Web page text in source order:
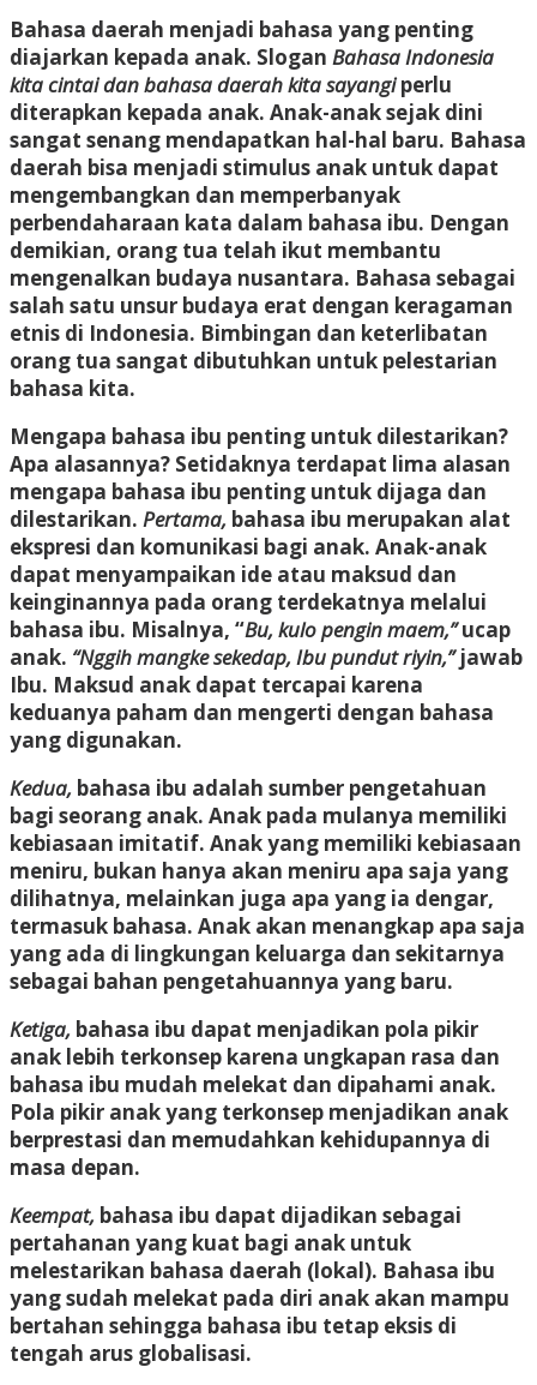
Bahasa daerah menjadi bahasa yang penting
diajarkan kepada anak. Slogan Bahasa Indonesia
kita cintai dan bahasa daerah kita sayangiperlu
diterapkan kepada anak. Anak-anak sejak dini
sangat senang mendapatkan hal-hal baru. Bahasa
daerah bisa menjadi stimulus anak untuk dapat
mengembangkan dan memperbanyak
perbendaharaan kata dalam bahasa ibu. Dengan
demikian, orang tua telah ikut membantu
mengenalkan budaya nusantara. Bahasa sebagai
salah satu unsur budaya erat dengan keragaman
etnis di Indonesia. Bimbingan dan keterlibatan
orang tua sangat dibutuhkan untuk pelestarian
bahasa kita.
Mengapa bahasa ibu penting untuk dilestarikan?
Apa alasannya? Setidaknya terdapat lima alasan
mengapa bahasa ibu penting untuk dijaga dan
dilestarikan. Pertama, bahasa ibu merupakan alat
ekspresi dan komunikasi bagi anak. Anak-anak
dapat menyampaikan ide atau maksud dan
keinginannya pada orang terdekatnya melalui
bahasa ibu. Misalnya, “Bu, kulo pengin maem,”ucap
anak. “Nggih mangke sekedap, Ibu pundut riyin,”jawab
Ibu. Maksud anak dapat tercapai karena
keduanya paham dan mengerti dengan bahasa
yang digunakan.
Kedua, bahasa ibu adalah sumber pengetahuan
bagi seorang anak. Anak pada mulanya memiliki
kebiasaan imitatif. Anak yang memiliki kebiasaan
meniru, bukan hanya akan meniru apa saja yang
dilihatnya, melainkan juga apa yang ia dengar,
termasuk bahasa. Anak akan menangkap apa saja
yang ada di lingkungan keluarga dan sekitarnya
sebagai bahan pengetahuannya yang baru.
Ketiga, bahasa ibu dapat menjadikan pola pikir
anak lebih terkonsep karena ungkapan rasa dan
bahasa ibu mudah melekat dan dipahami anak.
Pola pikir anak yang terkonsep menjadikan anak
berprestasi dan memudahkan kehidupannya di
masa depan.
Keempat, bahasa ibu dapat dijadikan sebagai
pertahanan yang kuat bagi anak untuk
melestarikan bahasa daerah (lokal). Bahasa ibu
yang sudah melekat pada diri anak akan mampu
bertahan sehingga bahasa ibu tetap eksis di
tengah arus globalisasi.